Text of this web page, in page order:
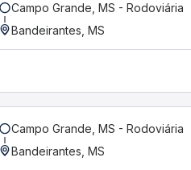
Campo Grande, MS - Rodoviária
Bandeirantes, MS
Campo Grande, MS - Rodoviária
Bandeirantes, MS